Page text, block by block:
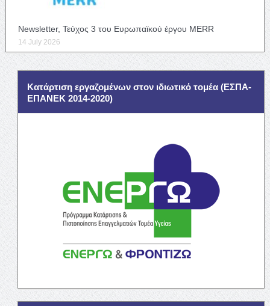
Newsletter, Τεύχος 3 του Ευρωπαϊκού έργου MERR
14 July 2026
Κατάρτιση εργαζομένων στον ιδιωτικό τομέα (ΕΣΠΑ-
ΕΠΑΝΕΚ 2014-2020)